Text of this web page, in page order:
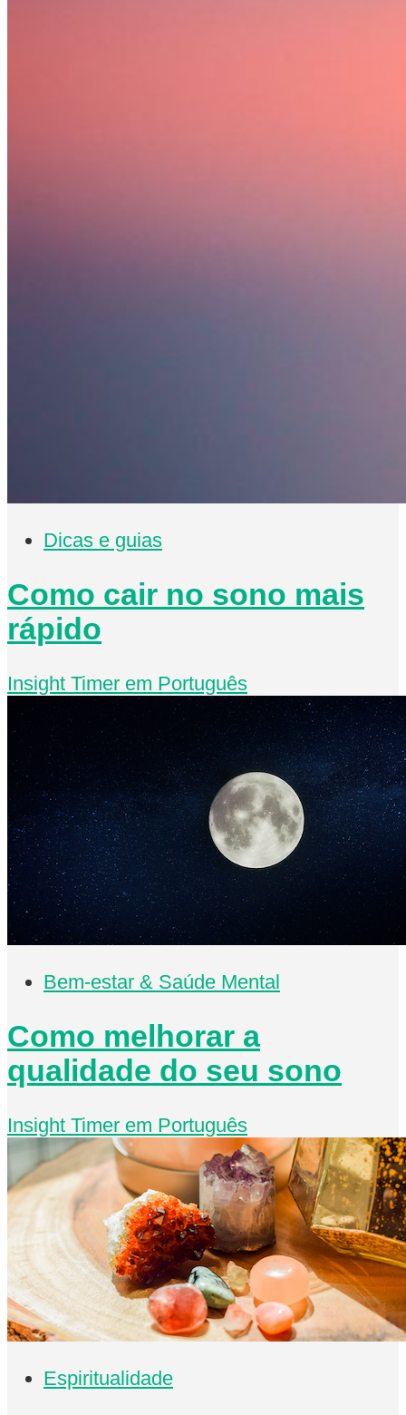
Dicas e guias
Como cair no sono mais
rápido
Insight Timer em Português
Bem-estar & Saúde Mental
Como melhorar a
qualidade do seu sono
Insight Timer em Português
Espiritualidade